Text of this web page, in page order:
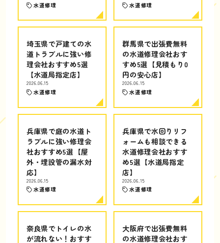
水道修理 水道修理
埼玉県で戸建ての水
道トラブルに強い修
理会社おすすめ5選
【水道局指定店】
2026.06.15
水道修理
群馬県で出張費無料
の水道修理会社おす
すめ5選【見積もり0
円の安心店】
2026.06.15
水道修理
兵庫県で庭の水道ト
ラブルに強い修理会
社おすすめ5選【屋
外・埋設管の漏水対
応】
2026.06.15
水道修理
兵庫県で水回りリフ
ォームも相談できる
水道修理会社おすす
め5選【水道局指定
店】
2026.06.15
水道修理
奈良県でトイレの水
が流れない！おすす
大阪府で出張費無料
の水道修理会社おす